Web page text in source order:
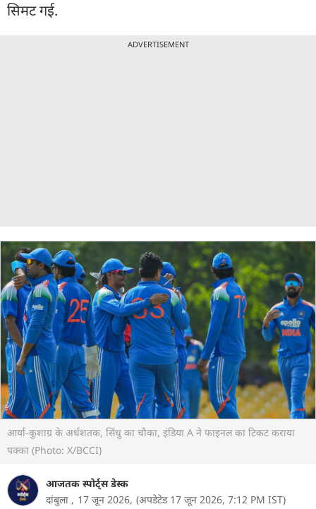
सिमट गई.
ADVERTISEMENT
आर्या-कुशाग्र के अर्धशतक, सिंधु का चौका, इंडिया A ने फाइनल का टिकट कराया
पक्का (Photo: X/BCCI)
आजतक स्पोर्ट्स डेस्क
दांबुला , 17 जून 2026, (अपडेटेड 17 जून 2026, 7:12 PM IST)